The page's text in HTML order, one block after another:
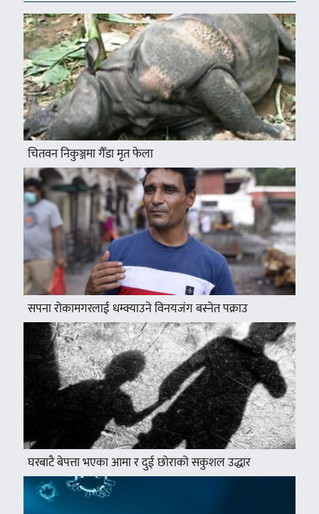
चितवन निकुञ्जमा गैँडा मृत फेला
सपना रोकामगरलाई धम्क्याउने विनयजंग बस्नेत पक्राउ
घरबाटै बेपत्ता भएका आमा र दुई छोराको सकुशल उद्धार